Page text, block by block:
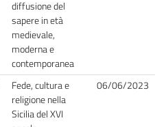
diffusione del
sapere in età
medievale,
moderna e
contemporanea
Fede, cultura e
religione nella
Sicilia del XVI
06/06/2023